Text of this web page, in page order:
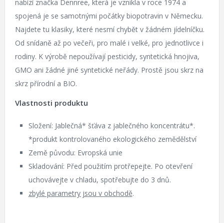
nabízí značka Dennree, která je vznikla v roce 1974 a
spojená je se samotnými počátky biopotravin v Německu.
Najdete tu klasiky, které nesmí chybět v žádném jídelníčku.
Od snídaně až po večeři, pro malé i velké, pro jednotlivce i
rodiny. K výrobě nepoužívají pesticidy, syntetická hnojiva,
GMO ani žádné jiné syntetické neřády. Prostě jsou skrz na
skrz přírodní a BIO.
Vlastnosti produktu
Složení: Jablečná* šťáva z jablečného koncentrátu*.
*produkt kontrolovaného ekologického zemědělství
Země původu: Evropská unie
Skladování: Před použitím protřepejte. Po otevření
uchovávejte v chladu, spotřebujte do 3 dnů.
zbylé parametry jsou v obchodě.